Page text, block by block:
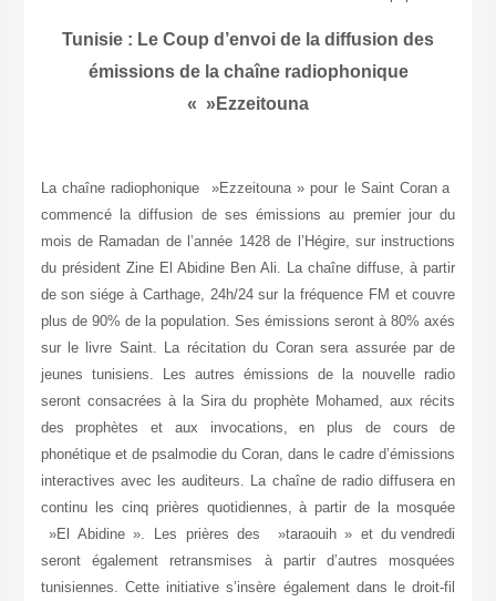
Tunisie : Le Coup d’envoi de la diffusion des
émissions de la chaîne radiophonique
»Ezzeitouna »
La chaîne radiophonique »Ezzeitouna » pour le Saint Coran a
commencé la diffusion de ses émissions au premier jour du
mois de Ramadan de l’année 1428 de l’Hégire, sur instructions
du président Zine El Abidine Ben Ali. La chaîne diffuse, à partir
de son siége à Carthage, 24h/24 sur la fréquence FM et couvre
plus de 90% de la population. Ses émissions seront à 80% axés
sur le livre Saint. La récitation du Coran sera assurée par de
jeunes tunisiens. Les autres émissions de la nouvelle radio
seront consacrées à la Sira du prophète Mohamed, aux récits
des prophètes et aux invocations, en plus de cours de
phonétique et de psalmodie du Coran, dans le cadre d’émissions
interactives avec les auditeurs. La chaîne de radio diffusera en
continu les cinq prières quotidiennes, à partir de la mosquée
»El Abidine ». Les prières des »taraouih » et du vendredi
seront également retransmises à partir d’autres mosquées
tunisiennes. Cette initiative s’insère également dans le droit-fil